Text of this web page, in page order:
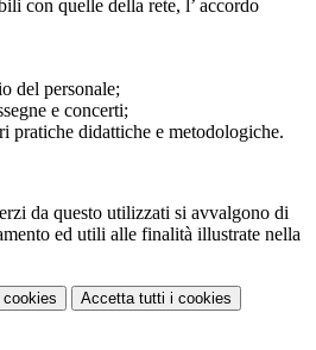
con quelle della rete, l’ accordo
del personale;
e concerti;
pratiche didattiche e metodologiche.
da questo utilizzati si avvalgono di
ed utili alle finalità illustrate nella
cookies Accetta tutti i cookies